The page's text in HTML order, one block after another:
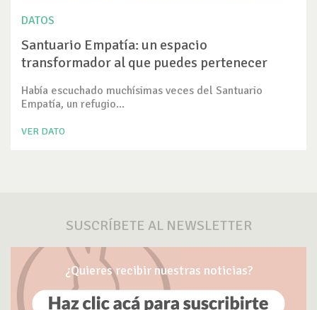
DATOS
Santuario Empatía: un espacio
transformador al que puedes pertenecer
Había escuchado muchísimas veces del Santuario
Empatía, un refugio...
VER DATO
SUSCRÍBETE AL NEWSLETTER
¿Quieres recibir nuestras noticias?